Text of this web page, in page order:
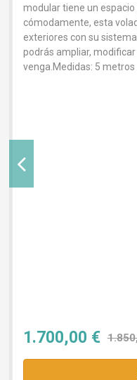
modular tiene un
cómodamente, esta
exteriores con su
podrás ampliar,
venga.Medidas: 5
1.700,00 €